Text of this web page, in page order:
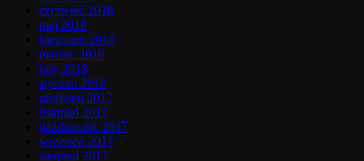
czerwiec 2018
maj 2018
kwiecień 2018
marzec 2018
luty 2018
styczeń 2018
grudzień 2017
listopad 2017
październik 2017
wrzesień 2017
sierpień 2017